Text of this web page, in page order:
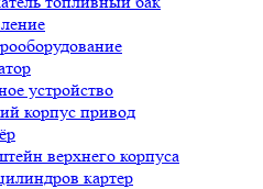
устройство
корпус привод
верхнего корпуса
картер